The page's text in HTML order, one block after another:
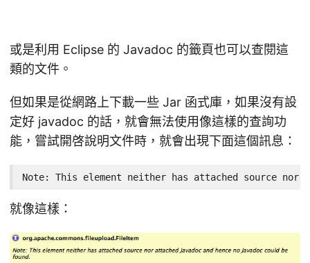
或是利用 Eclipse 的 Javadoc 的籤頁也可以查閱這
類的文件。
但如果是從網路上下載一些 Jar 函式庫，如果沒有設
定好 javadoc 的話，就會無法使用像這樣的查詢功
能，嘗試開啓說明文件時，就會出現下面這個訊息：
Note: This element neither has attached source nor
就像這樣：